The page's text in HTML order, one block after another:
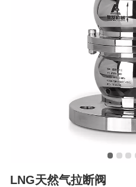
LNG天然气拉断阀